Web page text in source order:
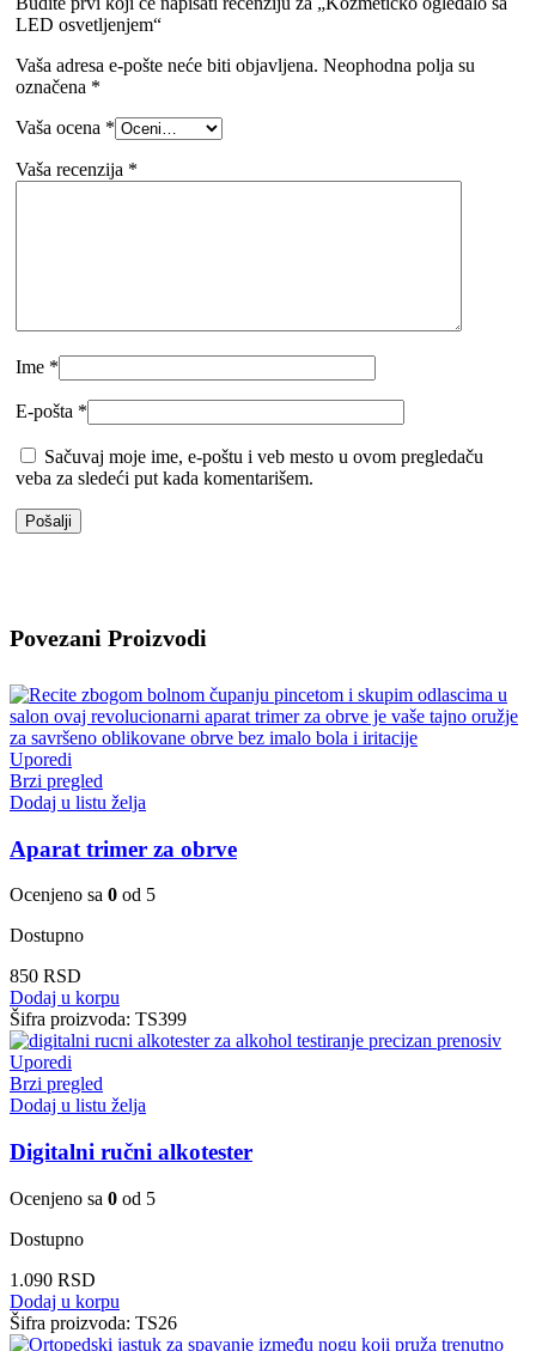
LED osvetljenjem“
Vaša adresa e-pošte neće biti objavljena. Neophodna polja su
označena *
Vaša ocena *
Vaša recenzija *
Ime *
E-pošta *
Sačuvaj moje ime, e-poštu i veb mesto u ovom pregledaču
veba za sledeći put kada komentarišem.
Povezani Proizvodi
Uporedi
Brzi pregled
Dodaj u listu želja
Aparat trimer za obrve
Ocenjeno sa 0 od 5
Dostupno
850 RSD
Dodaj u korpu
Šifra proizvoda: TS399
Uporedi
Brzi pregled
Dodaj u listu želja
Digitalni ručni alkotester
Ocenjeno sa 0 od 5
Dostupno
1.090 RSD
Dodaj u korpu
Šifra proizvoda: TS26